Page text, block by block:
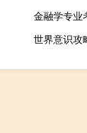
金融学专业
世界意识攻